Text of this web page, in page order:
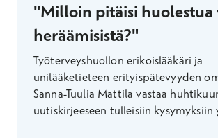
"Milloin pitäisi huolestua
heräämisistä?"
Työterveyshuollon erikoislääkäri ja
unilääketieteen erityispätevyyden
Sanna-Tuulia Mattila vastaa
uutiskirjeeseen tulleisiin kysymyksiin